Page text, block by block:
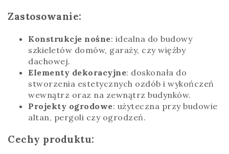
Zastosowanie:
Konstrukcje nośne: idealna do budowy
szkieletów domów, garaży, czy więźby
dachowej.
Elementy dekoracyjne: doskonała do
stworzenia estetycznych ozdób i wykończeń
wewnątrz oraz na zewnątrz budynków.
Projekty ogrodowe: użyteczna przy budowie
altan, pergoli czy ogrodzeń.
Cechy produktu: